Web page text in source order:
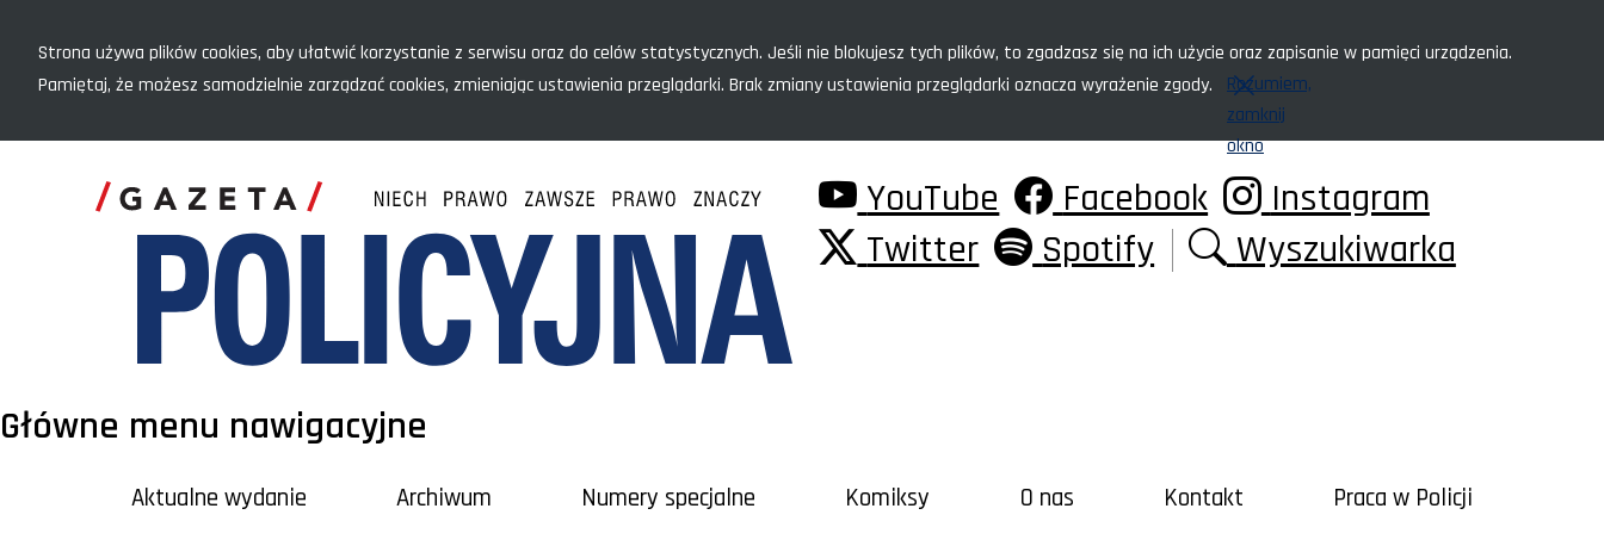
Strona używa plików cookies, aby ułatwić korzystanie z serwisu oraz do celów statystycznych. Jeśli nie blokujesz tych plików, to zgadzasz się na ich użycie oraz zapisanie w pamięci urządzenia.
Pamiętaj, że możesz samodzielnie zarządzać cookies, zmieniając ustawienia przeglądarki. Brak zmiany ustawienia przeglądarki oznacza wyrażenie zgody.
Rozumiem,
zamknij
okno
YouTube Facebook
Instagram
Twitter
Spotify Wyszukiwarka
Główne menu nawigacyjne
Aktualne wydanie Archiwum Numery specjalne Komiksy O nas Kontakt Praca w Policji